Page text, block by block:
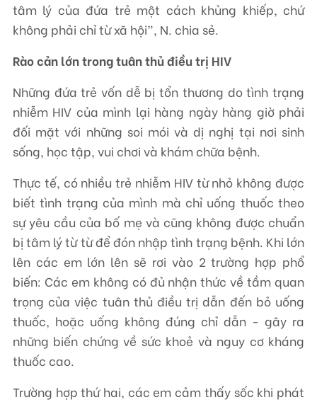
tâm lý của đứa trẻ một cách khủng khiếp, chứ
không phải chỉ từ xã hội”, N. chia sẻ.
Rào cản lớn trong tuân thủ điều trị HIV
Những đứa trẻ vốn dễ bị tổn thương do tình trạng
nhiễm HIV của mình lại hàng ngày hàng giờ phải
đối mặt với những soi mói và dị nghị tại nơi sinh
sống, học tập, vui chơi và khám chữa bệnh.
Thực tế, có nhiều trẻ nhiễm HIV từ nhỏ không được
biết tình trạng của mình mà chỉ uống thuốc theo
sự yêu cầu của bố mẹ và cũng không được chuẩn
bị tâm lý từ từ để đón nhập tình trạng bệnh. Khi lớn
lên các em lớn lên sẽ rơi vào 2 trường hợp phổ
biến: Các em không có đủ nhận thức về tầm quan
trọng của việc tuân thủ điều trị dẫn đến bỏ uống
thuốc, hoặc uống không đúng chỉ dẫn - gây ra
những biến chứng về sức khoẻ và nguy cơ kháng
thuốc cao.
Trường hợp thứ hai, các em cảm thấy sốc khi phát